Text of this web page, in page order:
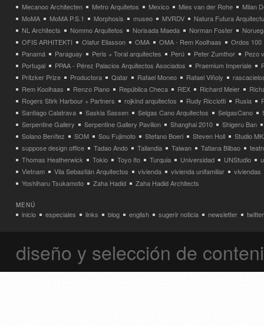
Mecanoo Architecten
Metro Arquitetos Mexico Mies van der Rohe
Milan
MoMA
MoMA P.S.1 Morphosis museo MVRDV
Natura Futura
NL Architects
Nommo Arquitetos Norisada Maeda Norman Foster
OFIS ARHITEKTI
Olafur Eliasson OMA OMA - Rem Koolhaas
Ordos 100
Panamá
Paraguay Peris + Toral arquitectes Perú Peter Zumthor
Pezo
Portugal
PPAA - Pérez Palacios Arquitectos Asociados Praemium Imperiale
Pritzker Prize
Productora Qatar Rafael Moneo Rafael Viñoly
Rem Koolhaas
Renzo Piano República Checa REX Richard Meier
Rogers Stirk Harbour + Partners
rojkind arquitectos Rudy Ricciotti Rusia
Santiago Calatrava
Saskia Sassen Selgas Cano Arquitectos SelgasCano
Serpentine Gallery
Serpentine Gallery Pavilion Shanghai 2010
Shigeru Ban
Solano Benítez
SOM Sou Fujimoto Stefano Boeri Steven Holl
Studio
suppose design office
Tadao Ando Tailandia Taiwan Tatiana Bilbao
Thomas Heatherwick
Tokio Toyo Ito Turquia Universidad UNStudio
Vietnam
Vila Sebastián Arquitectos vivienda vivienda unifamiliar
viviendas
Yoshiharu Tsukamoto
Zaha Hadid Zaha Hadid Architects
MENÚ
inicio especiales links blog english sugerir noticia newsletter twitter
diseño y selección de